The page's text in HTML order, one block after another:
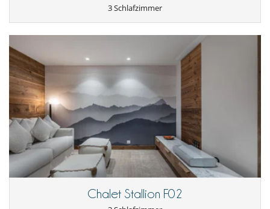
3 Schlafzimmer
Chalet Stallion F02